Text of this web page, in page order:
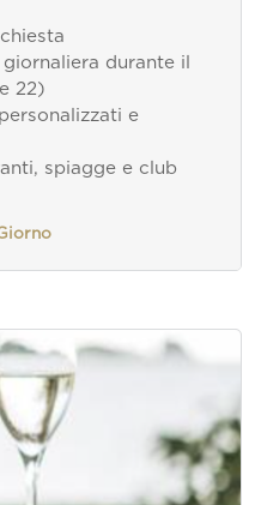
durante il
22)
e
spiagge e club